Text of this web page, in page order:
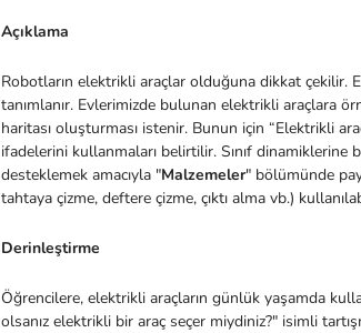
Açıklama
Robotların elektrikli araçlar olduğuna dikkat çekilir.
tanımlanır. Evlerimizde bulunan elektrikli araçlara
haritası oluşturması istenir. Bunun için “Elektrikli
ifadelerini kullanmaları belirtilir. Sınıf
desteklemek amacıyla "Malzemeler" bölümünde
tahtaya çizme, deftere çizme, çıktı alma vb.)
Derinleştirme
Öğrencilere, elektrikli araçların günlük yaşamda
olsanız elektrikli bir araç seçer miydiniz?" isimli